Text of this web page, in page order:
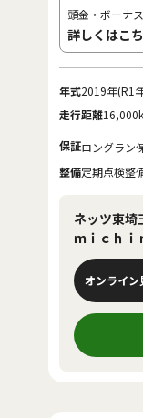
頭金・ボーナ
詳しくはこ
年式2019年(R1
走行距離
保証ロングラン
整備定期点検整
ネッツ東埼
ｍｉｃｈ
オンライン